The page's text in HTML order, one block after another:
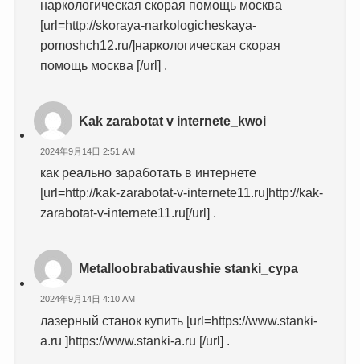
наркологическая скорая помощь москва
[url=http://skoraya-narkologicheskaya-
pomoshch12.ru/]наркологическая скорая
помощь москва [/url] .
Kak zarabotat v internete_kwoi
2024年9月14日 2:51 AM
как реально заработать в интернете
[url=http://kak-zarabotat-v-internete11.ru]http://kak-
zarabotat-v-internete11.ru[/url] .
Metalloobrabativaushie stanki_cypa
2024年9月14日 4:10 AM
лазерный станок купить [url=https://www.stanki-
a.ru ]https://www.stanki-a.ru [/url] .